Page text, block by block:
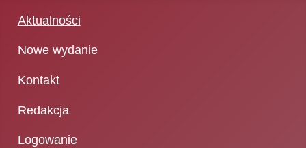
Aktualności
Nowe wydanie
Kontakt
Redakcja
Logowanie